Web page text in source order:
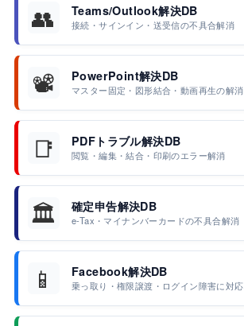
👥 Teams/Outlook解決DB
接続・サインイン・送受信の不具合解消
📽️ PowerPoint解決DB
マスター固定・図形結合・動画再生の解消
📑 PDFトラブル解決DB
閲覧・編集・結合・印刷のエラー解消
🏛️ 確定申告解決DB
e-Tax・マイナンバーカードの不具合解消
📱 Facebook解決DB
乗っ取り・権限譲渡・ログイン障害に対応